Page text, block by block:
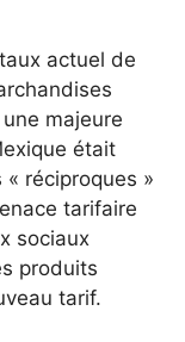
actuel de
majeure
était
réciproques »
tarifaire
sociaux
produits
tarif.